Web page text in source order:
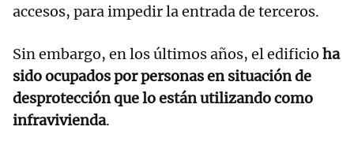
accesos, para impedir la entrada de terceros.
Sin embargo, en los últimos años, el edificio ha
sido ocupados por personas en situación de
desprotección que lo están utilizando como
infravivienda.